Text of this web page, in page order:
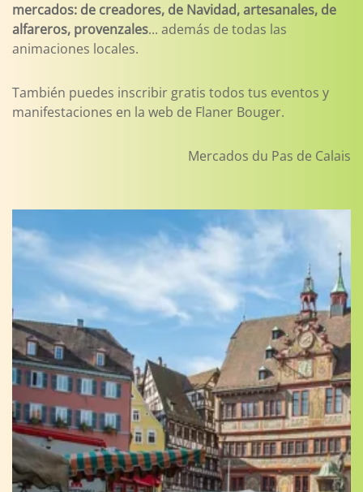
mercados: de creadores, de Navidad, artesanales, de
alfareros, provenzales... además de todas las
animaciones locales.
También puedes inscribir gratis todos tus eventos y
manifestaciones en la web de Flaner Bouger.
Mercados du Pas de Calais